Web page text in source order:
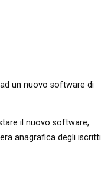
un nuovo software di
il nuovo software,
anagrafica degli iscritti.